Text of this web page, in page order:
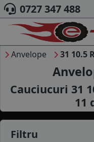
ACASA
DESPRE
ANVELOPE
0727 347 488
Anvelope 31 10.5
Cauciucuri 31
11
Filtru